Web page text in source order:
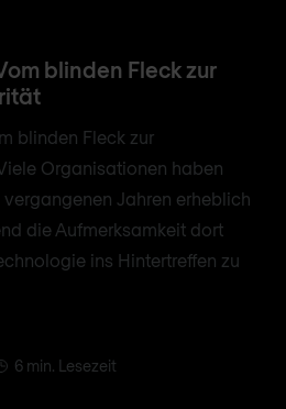
blinden Fleck zur
blinden Fleck zur
Organisationen haben
Jahren erheblich
die Aufmerksamkeit dort
ins Hintertreffen zu
6 min. Lesezeit